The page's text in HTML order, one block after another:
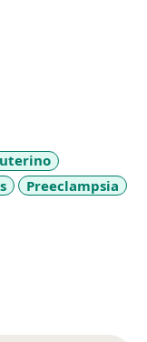
ha permitido
doy lo
llevado a ser
Preeclampsia